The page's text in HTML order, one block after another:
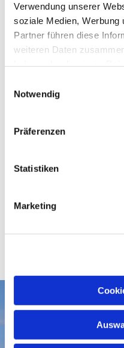
Verwendung unserer
soziale Medien, Werbung
Partner führen diese
weiteren Daten
Notwendig
Präferenzen
Statistiken
Marketing
Aktuelles
Gottesdienste
Gemeindegruß-